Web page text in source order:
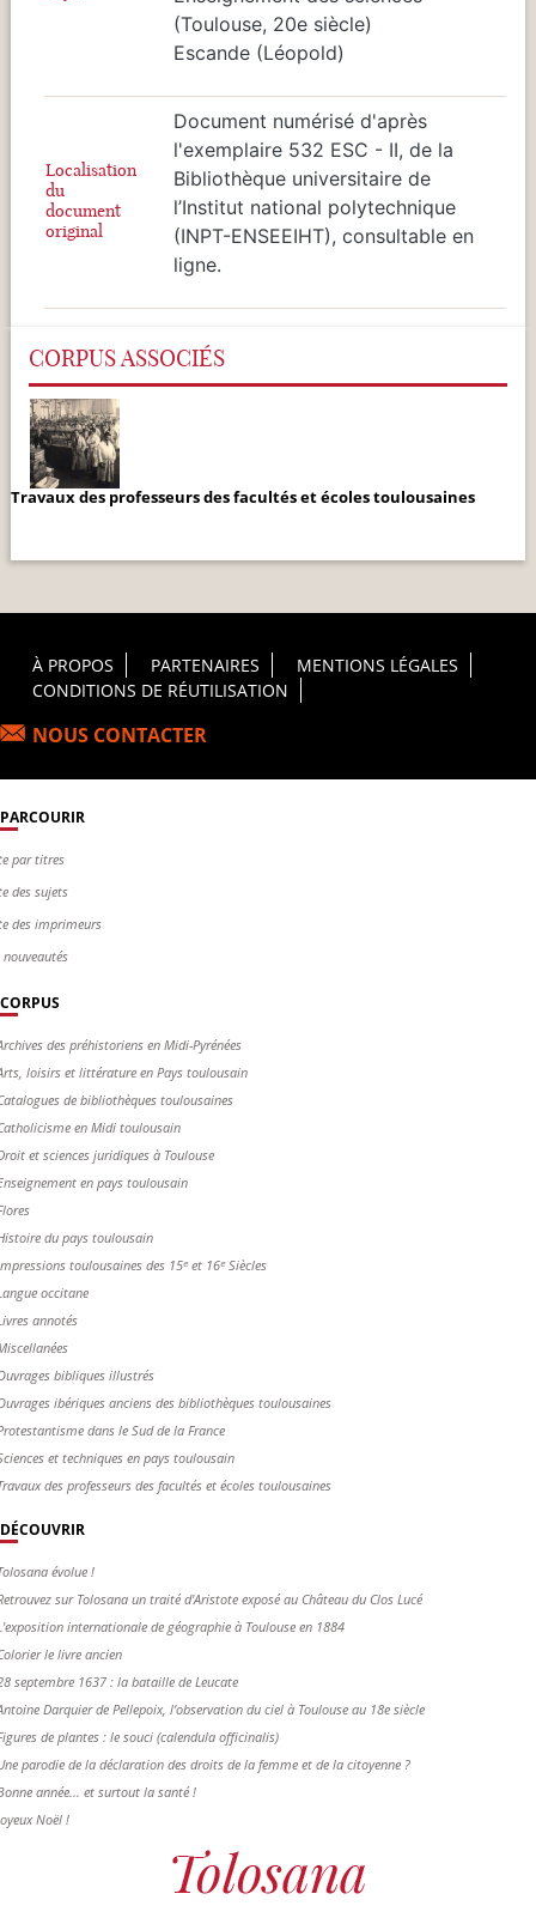
(Toulouse, 20e siècle)
Escande (Léopold)
Localisation
du
document
original
Document numérisé d'après
l'exemplaire 532 ESC - II, de la
Bibliothèque universitaire de
l’Institut national polytechnique
(INPT-ENSEEIHT), consultable en
ligne.
CORPUS ASSOCIÉS
Travaux des professeurs des facultés et écoles toulousaines
Footer Principal
À PROPOS PARTENAIRES
MENTIONS LÉGALES
CONDITIONS DE RÉUTILISATION
NOUS CONTACTER
PARCOURIR
par titres
des sujets
des imprimeurs
nouveautés
CORPUS
des préhistoriens en Midi-Pyrénées
loisirs et littérature en Pays toulousain
de bibliothèques toulousaines
en Midi toulousain
et sciences juridiques à Toulouse
en pays toulousain
du pays toulousain
toulousaines des 15ᵉ et 16ᵉ Siècles
occitane
annotés
bibliques illustrés
ibériques anciens des bibliothèques toulousaines
dans le Sud de la France
et techniques en pays toulousain
des professeurs des facultés et écoles toulousaines
DÉCOUVRIR
évolue !
sur Tolosana un traité d'Aristote exposé au Château du Clos Lucé
internationale de géographie à Toulouse en 1884
le livre ancien
septembre 1637 : la bataille de Leucate
Darquier de Pellepoix, l’observation du ciel à Toulouse au 18e siècle
de plantes : le souci (calendula officinalis)
parodie de la déclaration des droits de la femme et de la citoyenne ?
année... et surtout la santé !
Noël !